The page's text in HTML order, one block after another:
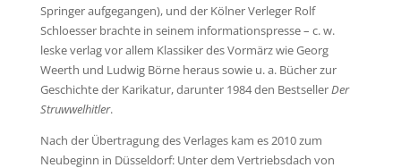
Springer aufgegangen), und der Kölner Verleger Rolf
Schloesser brachte in seinem informationspresse – c. w.
leske verlag vor allem Klassiker des Vormärz wie Georg
Weerth und Ludwig Börne heraus sowie u. a. Bücher zur
Geschichte der Karikatur, darunter 1984 den BestsellerDer
Struwwelhitler.
Nach der Übertragung des Verlages kam es 2010 zum
Neubeginn in Düsseldorf: Unter dem Vertriebsdach von